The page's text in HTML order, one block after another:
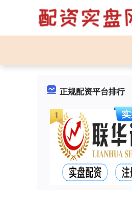
正规配资平台排行